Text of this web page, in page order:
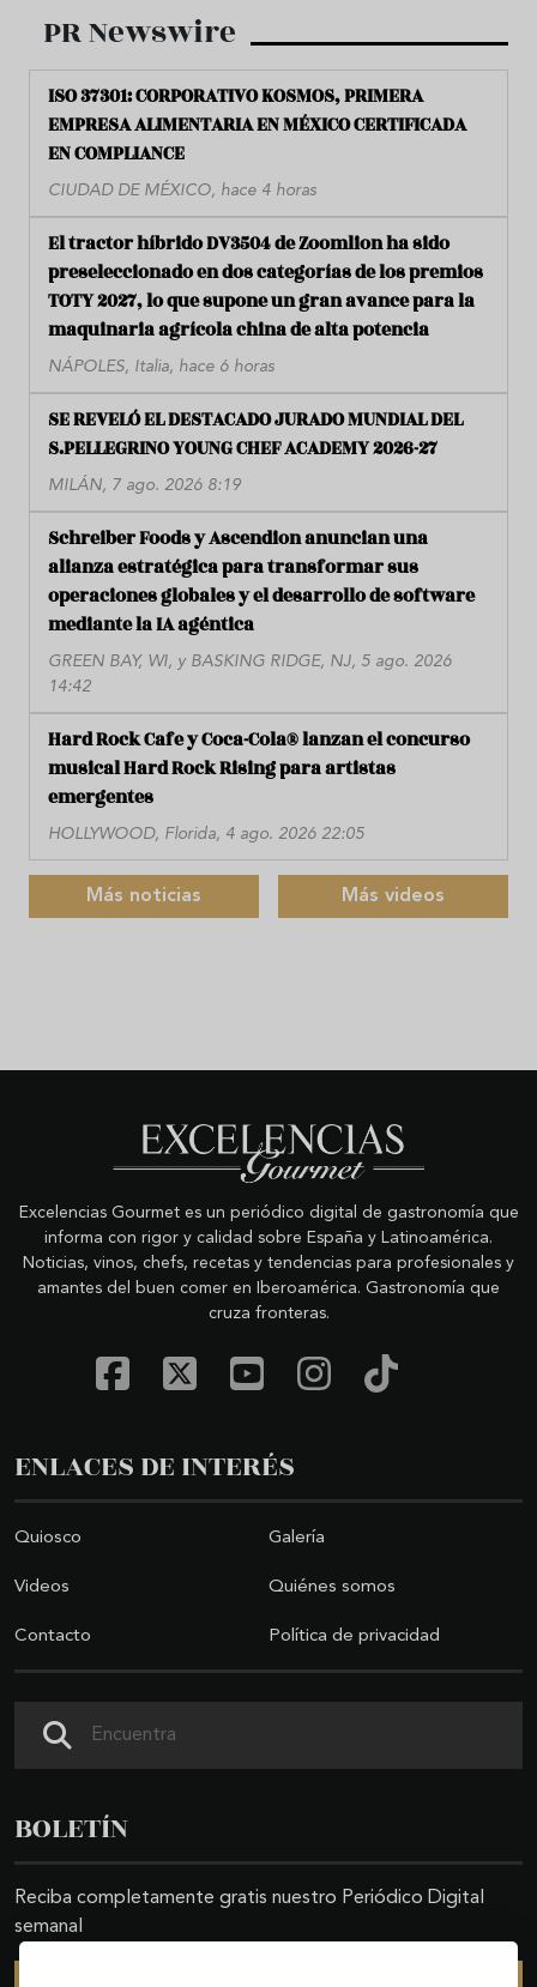
PR Newswire
ISO 37301: CORPORATIVO KOSMOS, PRIMERA
EMPRESA ALIMENTARIA EN MÉXICO CERTIFICADA
EN COMPLIANCE
CIUDAD DE MÉXICO, hace 4 horas
El tractor híbrido DV3504 de Zoomlion ha sido
preseleccionado en dos categorías de los premios
TOTY 2027, lo que supone un gran avance para la
maquinaria agrícola china de alta potencia
NÁPOLES, Italia, hace 6 horas
SE REVELÓ EL DESTACADO JURADO MUNDIAL DEL
S.PELLEGRINO YOUNG CHEF ACADEMY 2026-27
MILÁN, 7 ago. 2026 8:19
Schreiber Foods y Ascendion anuncian una
alianza estratégica para transformar sus
operaciones globales y el desarrollo de software
mediante la IA agéntica
GREEN BAY, WI, y BASKING RIDGE, NJ, 5 ago. 2026
14:42
Hard Rock Cafe y Coca-Cola® lanzan el concurso
musical Hard Rock Rising para artistas
emergentes
HOLLYWOOD, Florida, 4 ago. 2026 22:05
Más noticias Más videos
Excelencias Gourmet es un periódico digital de gastronomía que
informa con rigor y calidad sobre España y Latinoamérica.
Noticias, vinos, chefs, recetas y tendencias para profesionales y
amantes del buen comer en Iberoamérica. Gastronomía que
cruza fronteras.
ENLACES DE INTERÉS
Quiosco Galería
Videos Quiénes somos
Contacto Política de privacidad
BOLETÍN
Reciba completamente gratis nuestro Periódico Digital
semanal